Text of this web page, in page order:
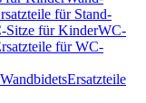
für Stand-
Sitze für KinderWC-
für WC-
WandbidetsErsatzteile